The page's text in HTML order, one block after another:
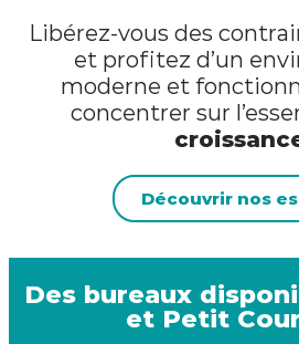
Libérez-vous des
et profitez d’un
moderne et
concentrer sur
Découvrir nos
Des bureaux
et Petit